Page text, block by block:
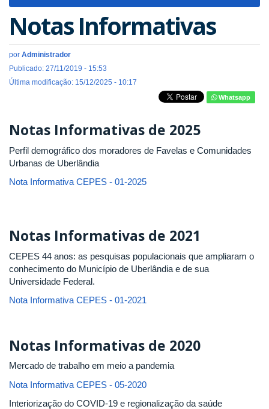
Notas Informativas
por Administrador
Publicado: 27/11/2019 - 15:53
Última modificação: 15/12/2025 - 10:17
Whatsapp
Notas Informativas de 2025
Perfil demográfico dos moradores de Favelas e Comunidades
Urbanas de Uberlândia
Nota Informativa CEPES - 01-2025
Notas Informativas de 2021
CEPES 44 anos: as pesquisas populacionais que ampliaram o
conhecimento do Município de Uberlândia e de sua
Universidade Federal.
Nota Informativa CEPES - 01-2021
Notas Informativas de 2020
Mercado de trabalho em meio a pandemia
Nota Informativa CEPES - 05-2020
Interiorização do COVID-19 e regionalização da saúde